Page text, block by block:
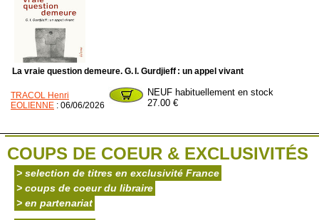
La vraie question demeure. G. I. Gurdjieff : un appel vivant
TRACOL Henri
EOLIENNE : 06/06/2026
NEUF habituellement en stock
27.00 €
COUPS DE COEUR & EXCLUSIVITÉS
> selection de titres en exclusivité France
> coups de coeur du libraire
> en partenariat